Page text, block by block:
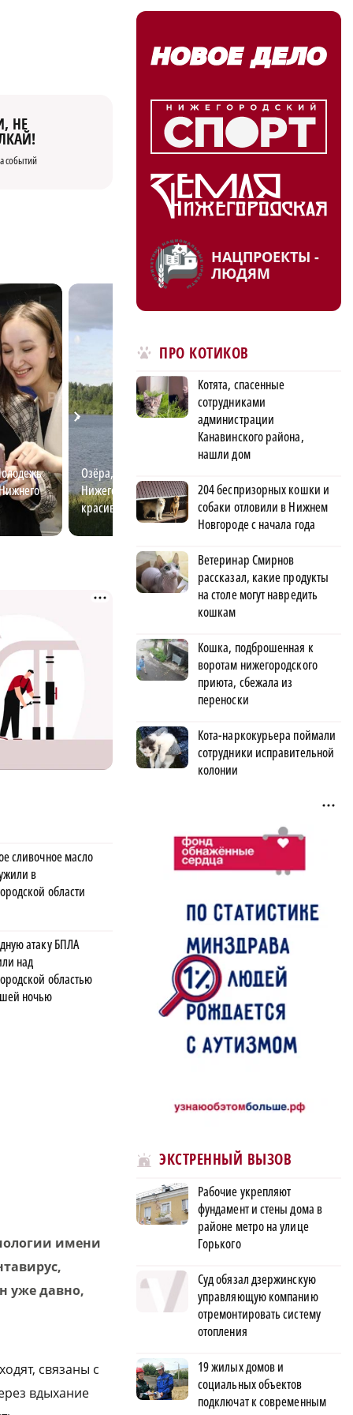
НЕ
событий
Озёра, заповедники и леса
Нижегородской области: самые
красивые места и маршруты
главных
сливочное масло
в
области
атаку БПЛА
над
областью
ночью
имени
уже давно,
связаны с
вдыхание
НАЦПРОЕКТЫ -
ЛЮДЯМ
ПРО КОТИКОВ
Котята, спасенные
сотрудниками
администрации
Канавинского района,
нашли дом
204 беспризорных кошки и
собаки отловили в Нижнем
Новгороде с начала года
Ветеринар Смирнов
рассказал, какие продукты
на столе могут навредить
кошкам
Кошка, подброшенная к
воротам нижегородского
приюта, сбежала из
переноски
Кота-наркокурьера поймали
сотрудники исправительной
колонии
ЭКСТРЕННЫЙ ВЫЗОВ
Рабочие укрепляют
фундамент и стены дома в
районе метро на улице
Горького
Суд обязал дзержинскую
управляющую компанию
отремонтировать систему
отопления
19 жилых домов и
социальных объектов
подключат к современным